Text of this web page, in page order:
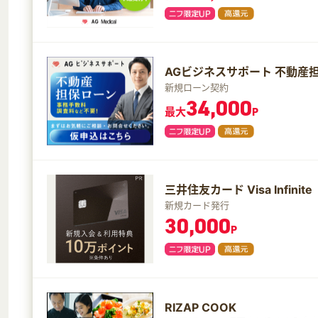
AGビジネスサポート 不動産
新規ローン契約
最大34,000P
三井住友カード Visa Infinite
新規カード発行
30,000P
RIZAP COOK